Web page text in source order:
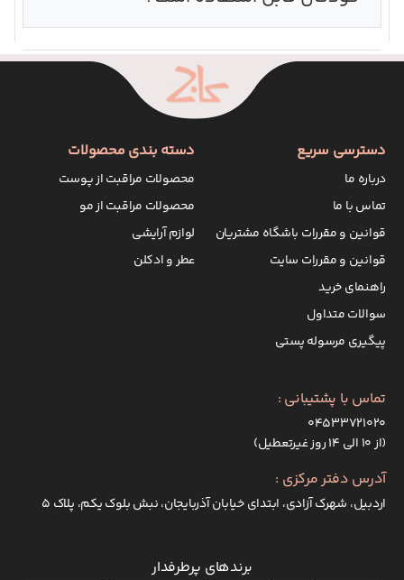
دسترسی سریع
درباره ما
تماس با ما
قوانین و مقررات باشگاه مشتریان
قوانین و مقررات سایت
راهنمای خرید
سوالات متداول
پیگیری مرسوله پستی
دسته بندی محصولات
محصولات مراقبت از پوست
محصولات مراقبت از مو
لوازم آرایشی
عطر و ادکلن
تماس با پشتیبانی :
۰۴۵۳۳۷۲۱۰۲۰
(از ۱۰ الی ۱۴ روز غیرتعطیل)
آدرس دفتر مرکزی :
اردبیل، شهرک آزادی، ابتدای خیابان آذربایجان، نبش بلوک یکم، پلاک 5
برندهای پرطرفدار